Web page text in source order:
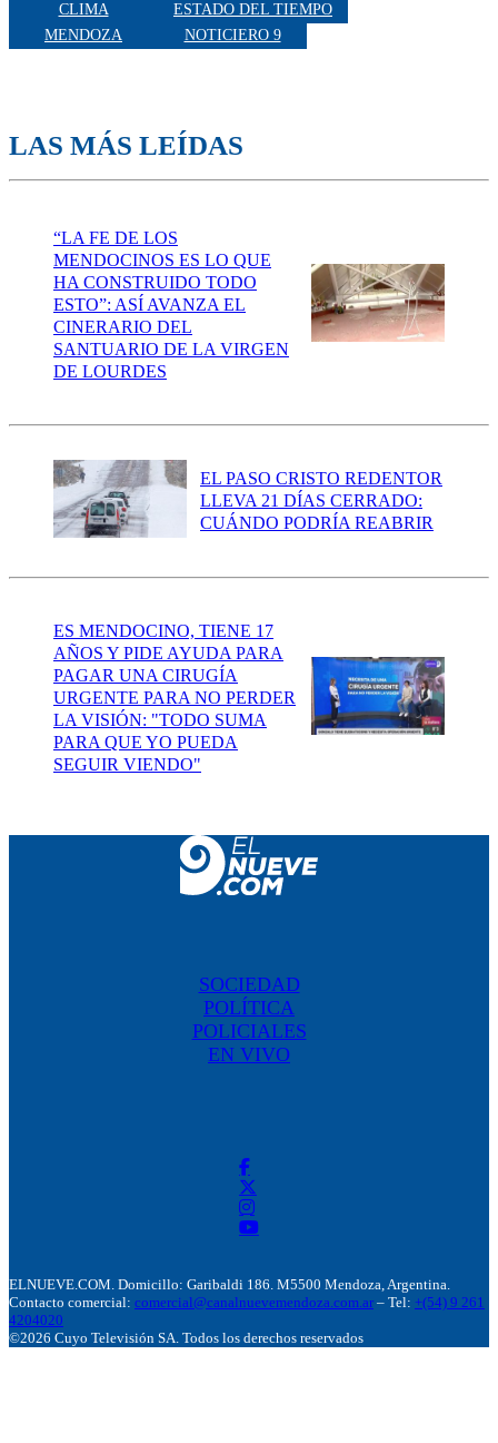
CLIMA
ESTADO DEL TIEMPO
MENDOZA
NOTICIERO 9
LAS MÁS LEÍDAS
“LA FE DE LOS
MENDOCINOS ES LO QUE
HA CONSTRUIDO TODO
ESTO”: ASÍ AVANZA EL
CINERARIO DEL
SANTUARIO DE LA VIRGEN
DE LOURDES
EL PASO CRISTO REDENTOR
LLEVA 21 DÍAS CERRADO:
CUÁNDO PODRÍA REABRIR
ES MENDOCINO, TIENE 17
AÑOS Y PIDE AYUDA PARA
PAGAR UNA CIRUGÍA
URGENTE PARA NO PERDER
LA VISIÓN: "TODO SUMA
PARA QUE YO PUEDA
SEGUIR VIENDO"
SOCIEDAD
POLÍTICA
POLICIALES
EN VIVO
ELNUEVE.COM. Domicillo: Garibaldi 186. M5500 Mendoza, Argentina.
Contacto comercial: comercial@canalnuevemendoza.com.ar – Tel: +(54) 9 261
4204020
©2026 Cuyo Televisión SA. Todos los derechos reservados